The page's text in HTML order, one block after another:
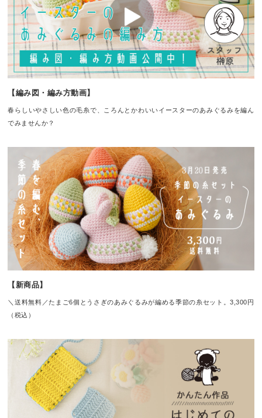
【編み図・編み方動画】
春らしいやさしい色の毛糸で、ころんとかわいいイースターのあみぐるみを編ん
でみませんか？
【新商品】
＼送料無料／たまご6個とうさぎのあみぐるみが編める季節の糸セット。3,300円
（税込）